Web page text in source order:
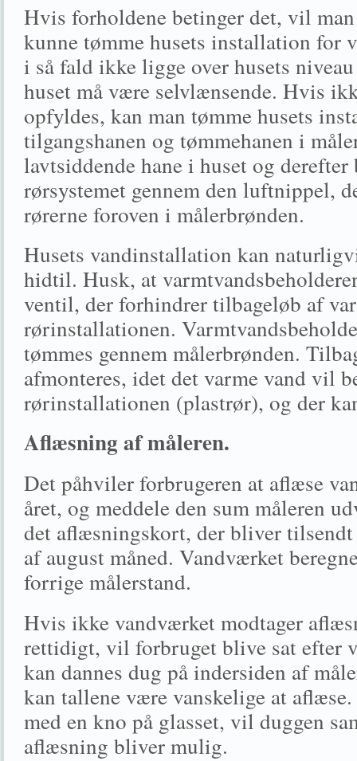
Hvis forholdene betinger det, vil
kunne tømme husets installation for
i så fald ikke ligge over husets
huset må være selvlænsende. Hvis
opfyldes, kan man tømme husets
tilgangshanen og tømmehanen i
lavtsiddende hane i huset og
rørsystemet gennem den luftnippel,
rørerne foroven i målerbrønden.
Husets vandinstallation kan
hidtil. Husk, at
ventil, der forhindrer tilbageløb af
rørinstallationen.
tømmes gennem målerbrønden.
afmonteres, idet det varme vand vil
rørinstallationen (plastrør), og der
Aflæsning af måleren.
Det påhviler forbrugeren at aflæse
året, og meddele den sum måleren
det aflæsningskort, der bliver
af august måned. Vandværket
forrige målerstand.
Hvis ikke vandværket modtager
rettidigt, vil forbruget blive sat efter
kan dannes dug på indersiden af
kan tallene være vanskelige at
med en kno på glasset, vil duggen
aflæsning bliver mulig.